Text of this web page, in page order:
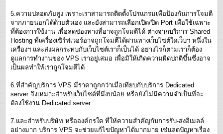
5.ความปลอดภัยสูง เพราะเราสามารถติดตั้งโปรแกรมเพื่อป้องกันการโจมตี
จากภายนอกได้ด้วยตัวเอง และยังสามารถเลือกเปิด/ปิด Port เพื่อใช้เฉพาะ
ที่ต้องการใช้งาน เพื่อลดช่องทางที่อาจถูกโจมตีได้ ต่างจากบริการ Shared
Hosting ที่เครื่องเซิร์ฟเวอร์อาจถูกโจมตีได้ผ่านทางเว็บไซต์ใดเว็บฯ หนึ่งใน
เครื่องฯ และส่งผลกระทบกับเว็บไซต์เราก็เป็นได้ อย่างไรก็ตามเราก็ต้อง
ดูแลการทำงานของ VPS เราอยู่เสมอ เพื่อมิให้เกิดความผิดปกติขึ้นซึ่งอาจ
เป็นผลทำให้เราถูกโจมตีได้
6.ที่สำคัญบริการ VPS มีราคาถูกกว่าเมื่อเทียบกับบริการ Dedicated
server จึงเหมาะสำหรับเว็บไซต์ที่มีงบน้อย หรือยังไม่มีความจำเป็นที่จะ
ต้องใช้งาน Dedicated server
7.และสำหรับบริษัท หรือองค์กรใด ที่ให้ความสำคัญกับการรับ-ส่งอีเมลล์
อย่างมาก บริการ VPS จะช่วยแก้ไขปัญหาได้มากมาย เช่นลดปัญหาเรื่อง